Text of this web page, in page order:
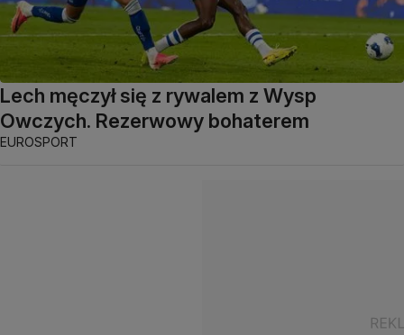
Lech męczył się z rywalem z Wysp
Owczych. Rezerwowy bohaterem
EUROSPORT